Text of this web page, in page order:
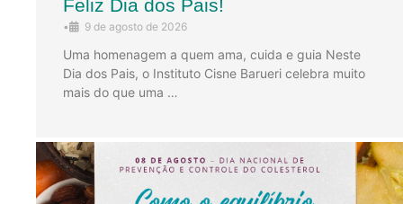
Feliz Dia dos Pais!
• 9 de agosto de 2026
Uma homenagem a quem ama, cuida e guia Neste
Dia dos Pais, o Instituto Cisne Barueri celebra muito
mais do que uma …